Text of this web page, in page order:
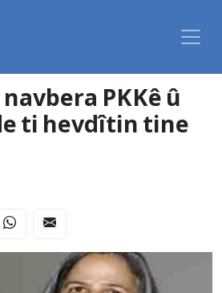
PKKê û
ti hevdîtin tine